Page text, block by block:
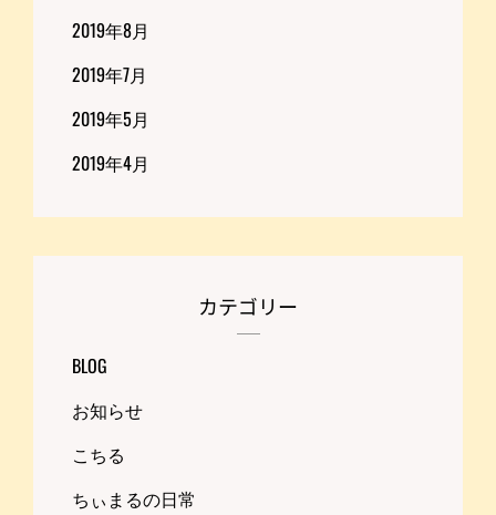
2019年8月
2019年7月
2019年5月
2019年4月
カテゴリー
BLOG
お知らせ
こちる
ちぃまるの日常